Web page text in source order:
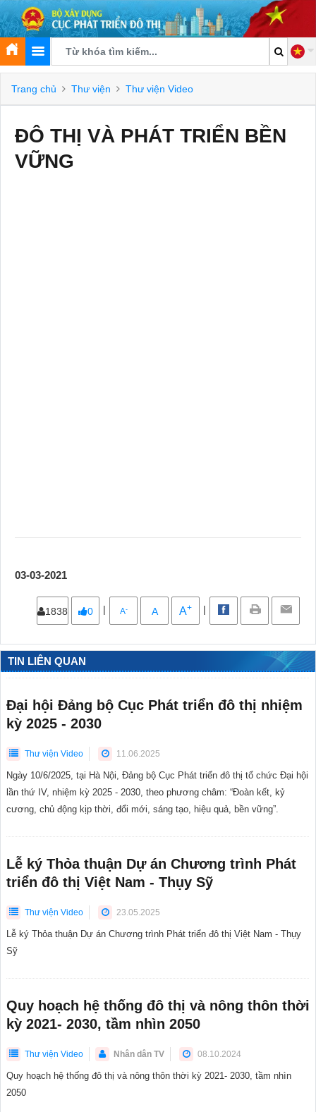
Trang chủ Thư viện Thư viện Video
ĐÔ THỊ VÀ PHÁT TRIỂN BỀN
VỮNG
03-03-2021
1838 0 | A- A A+ |
TIN LIÊN QUAN
Đại hội Đảng bộ Cục Phát triển đô thị nhiệm
kỳ 2025 - 2030
Thư viện Video 11.06.2025
Ngày 10/6/2025, tại Hà Nội, Đảng bộ Cục Phát triển đô thị tổ chức Đại hội
lần thứ IV, nhiệm kỳ 2025 - 2030, theo phương châm: “Đoàn kết, kỷ
cương, chủ động kịp thời, đổi mới, sáng tạo, hiệu quả, bền vững”.
Lễ ký Thỏa thuận Dự án Chương trình Phát
triển đô thị Việt Nam - Thụy Sỹ
Thư viện Video 23.05.2025
Lễ ký Thỏa thuận Dự án Chương trình Phát triển đô thị Việt Nam - Thụy
Sỹ
Quy hoạch hệ thống đô thị và nông thôn thời
kỳ 2021- 2030, tầm nhìn 2050
Thư viện Video Nhân dân TV 08.10.2024
Quy hoạch hệ thống đô thị và nông thôn thời kỳ 2021- 2030, tầm nhìn
2050